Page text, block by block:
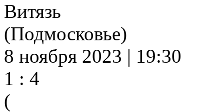
Витязь
(Подмосковье)
8 ноября 2023 | 19:30
1 : 4
(